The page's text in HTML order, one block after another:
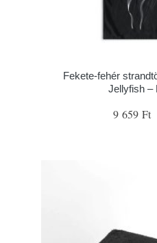
Fekete-fehér
Jellyfish –
9 659 Ft